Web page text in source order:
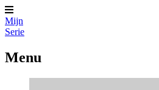
Mijn
Serie
Menu